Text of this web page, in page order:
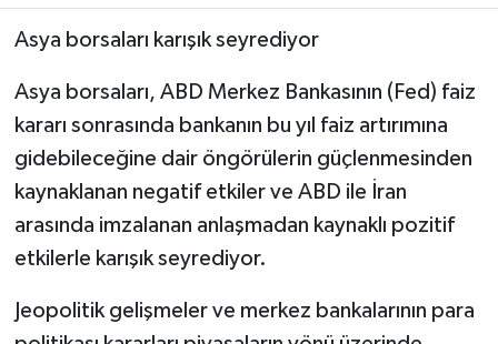
Asya borsaları karışık seyrediyor
Asya borsaları, ABD Merkez Bankasının (Fed) faiz
kararı sonrasında bankanın bu yıl faiz artırımına
gidebileceğine dair öngörülerin güçlenmesinden
kaynaklanan negatif etkiler ve ABD ile İran
arasında imzalanan anlaşmadan kaynaklı pozitif
etkilerle karışık seyrediyor.
Jeopolitik gelişmeler ve merkez bankalarının para